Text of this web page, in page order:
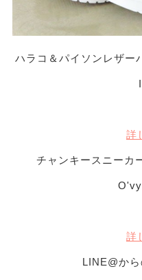
ハラコ＆パイソンレザー
詳
チャンキースニーカ
詳
LINE@か